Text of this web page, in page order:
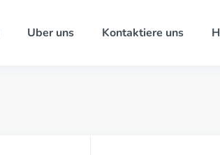
Uber uns Kontaktiere uns